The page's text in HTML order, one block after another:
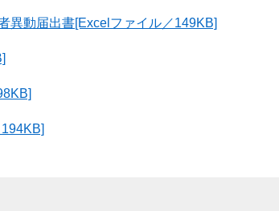
異動届出書[Excelファイル／149KB]